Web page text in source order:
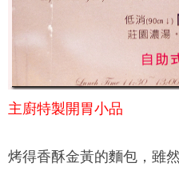
主廚特製開胃小品
烤得香酥金黃的麵包，雖